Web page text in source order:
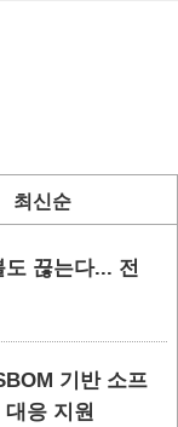
최신순
끊는다... 전
기반 소프
응 지원